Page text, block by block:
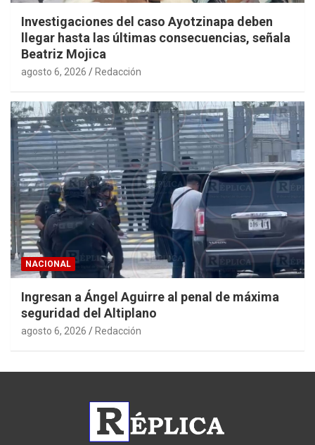
Investigaciones del caso Ayotzinapa deben
llegar hasta las últimas consecuencias, señala
Beatriz Mojica
agosto 6, 2026 Redacción
NACIONAL
Ingresan a Ángel Aguirre al penal de máxima
seguridad del Altiplano
agosto 6, 2026 Redacción